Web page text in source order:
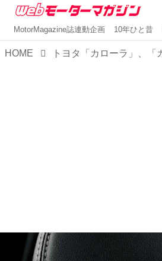
MotorMagazine誌連動企画 10年ひと昔
HOME